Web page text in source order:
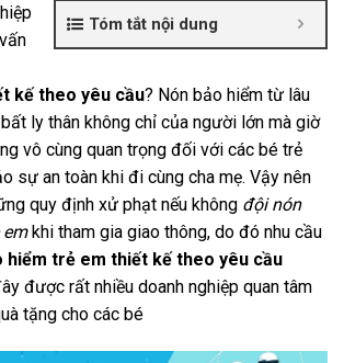
Tóm tắt nội dung
kế theo yêu cầu? Nón bảo hiểm từ lâu
ly thân không chỉ của người lớn mà giờ
vô cùng quan trọng đối với các bé trẻ
sự an toàn khi đi cùng cha mẹ. Vậy nên
quy định xử phạt nếu không đội nón
khi tham gia giao thông, do đó nhu cầu
hiểm trẻ em thiết kế theo yêu cầu
được rất nhiều doanh nghiệp quan tâm
tặng cho các bé